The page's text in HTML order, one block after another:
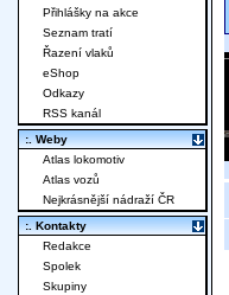
Přihlášky na akce
Seznam tratí
Řazení vlaků
eShop
Odkazy
RSS kanál
:. Weby
Atlas lokomotiv
Atlas vozů
Nejkrásnější nádraží ČR
:. Kontakty
Redakce
Spolek
Skupiny